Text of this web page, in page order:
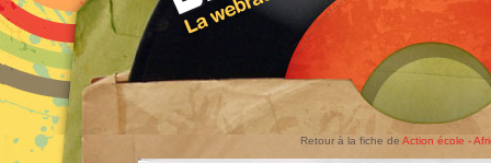
Retour à la fiche de Action école -